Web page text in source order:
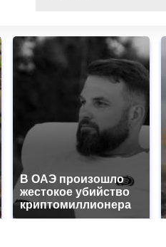
В ОАЭ произошло
жестокое убийство
криптомиллионера